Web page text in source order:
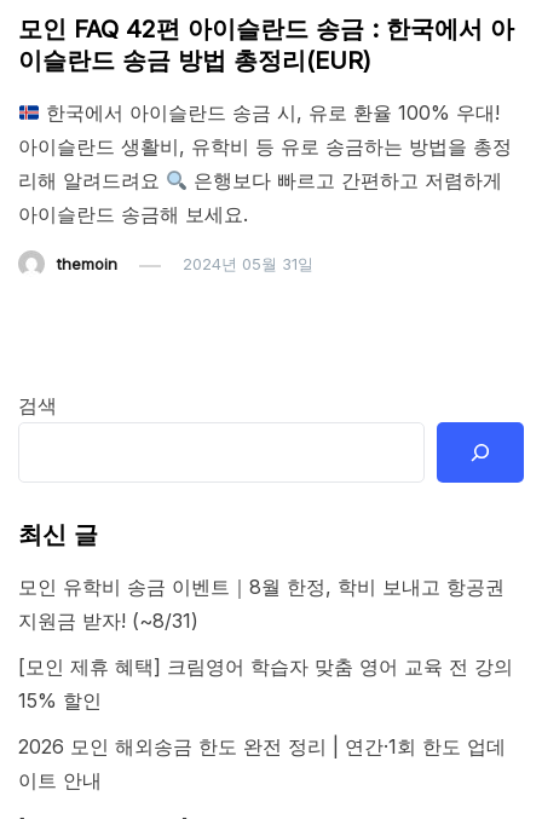
모인 FAQ 42편 아이슬란드 송금 : 한국에서 아
이슬란드 송금 방법 총정리(EUR)
한국에서 아이슬란드 송금 시, 유로 환율 100% 우대!
아이슬란드 생활비, 유학비 등 유로 송금하는 방법을 총정
리해 알려드려요
은행보다 빠르고 간편하고 저렴하게
아이슬란드 송금해 보세요.
themoin 2024년 05월 31일
검색
최신 글
모인 유학비 송금 이벤트｜8월 한정, 학비 보내고 항공권
지원금 받자! (~8/31)
[모인 제휴 혜택] 크림영어 학습자 맞춤 영어 교육 전 강의
15% 할인
2026 모인 해외송금 한도 완전 정리 | 연간·1회 한도 업데
이트 안내